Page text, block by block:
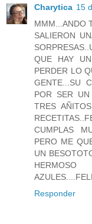
Charytica 15
MMM...ANDO
SALIERON
QUE HAY
PERDER LO
GENTE...SU
POR SER
TRES
CUMPLAS
PERO ME
UN
Responder